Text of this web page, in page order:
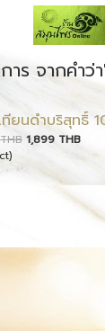
ร จากคำว่
ทียนดำบริสุทธิ์
1,899 THB